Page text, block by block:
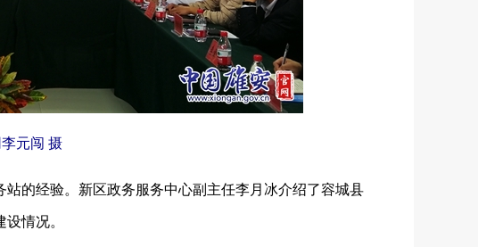
元闯 摄
的经验。新区政务服务中心副主任李月冰介绍了容城县
情况。